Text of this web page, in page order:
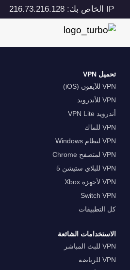
IP الخاص بك: 216.73.216.128
تحميل VPN
VPN للآيفون (iOS)
VPN للأندرويد
أندرويد VPN Lite
VPN للماك
VPN لنظام Windows
VPN لمتصفح Chrome
VPN للبلاي ستيشن 5
VPN لأجهزة Xbox
Switch VPN
كل التطبيقات
الاستخدامات الشائعة
VPN للبث المباشر
VPN للرياضة